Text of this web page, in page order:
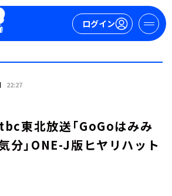
ログイン
22:27
東北放送「GoGoはみみ
分」ONE-J版ヒヤリハット